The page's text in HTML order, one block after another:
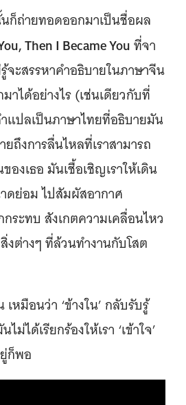
ก็ถ่ายทอดออกมาเป็นชื่อผล
Then I Became Youที่จา
จะสรรหาคำอธิบายในภาษาจีน
าได้อย่างไร (เช่นเดียวกับที่
ำแปลเป็นภาษาไทยที่อธิบายมัน
ถึงการลื่นไหลที่เราสามารถ
องเธอ มันเชื้อเชิญเราให้เดิน
ดย่อม ไปสัมผัสอากาศ
กระทบ สังเกตความเคลื่อนไหว
งต่างๆ ที่ล้วนทำงานกับโสต
หมือนว่า ‘ข้างใน’ กลับรับรู้
ม่ได้เรียกร้องให้เรา ‘เข้าใจ’
ก็พอ